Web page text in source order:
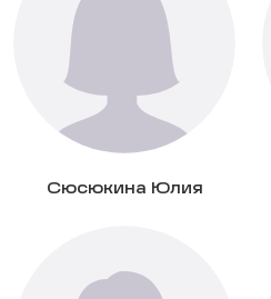
Сюсюкина Юлия